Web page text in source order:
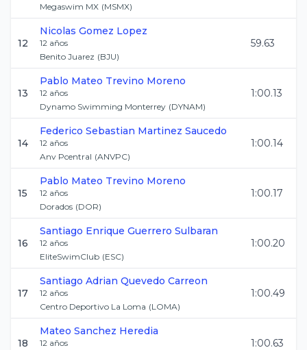
Megaswim MX (MSMX)
12
Nicolas Gomez Lopez
12 años
Benito Juarez (BJU)
59.63
13
Pablo Mateo Trevino Moreno
12 años
Dynamo Swimming Monterrey (DYNAM)
1:00.13
14
Federico Sebastian Martinez Saucedo
12 años
Anv Pcentral (ANVPC)
1:00.14
15
Pablo Mateo Trevino Moreno
12 años
Dorados (DOR)
1:00.17
16
Santiago Enrique Guerrero Sulbaran
12 años
EliteSwimClub (ESC)
1:00.20
17
Santiago Adrian Quevedo Carreon
12 años
Centro Deportivo La Loma (LOMA)
1:00.49
18
Mateo Sanchez Heredia
12 años
1:00.63